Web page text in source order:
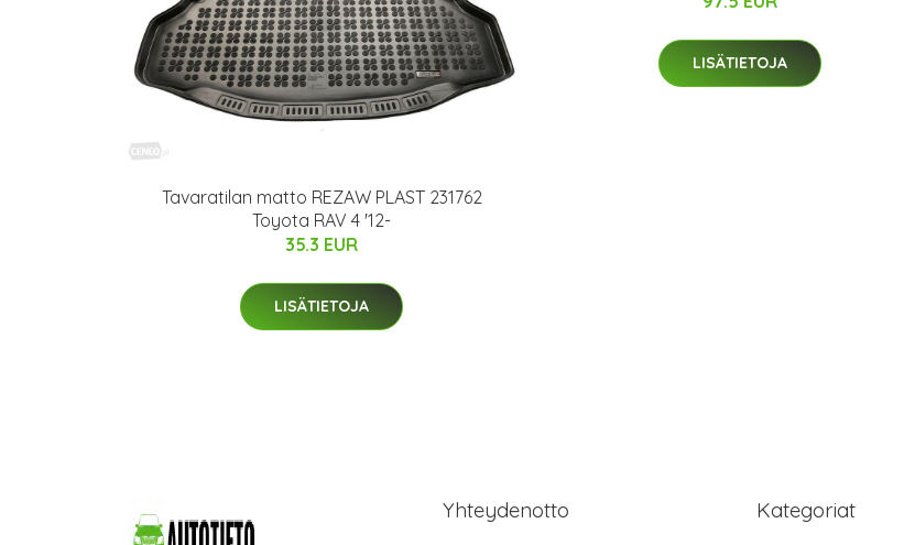
Tavaratilan matto REZAW PLAST 231762
Toyota RAV 4 '12-
35.3 EUR
LISÄTIETOJA
LISÄTIETOJA
Yhteydenotto Kategoriat